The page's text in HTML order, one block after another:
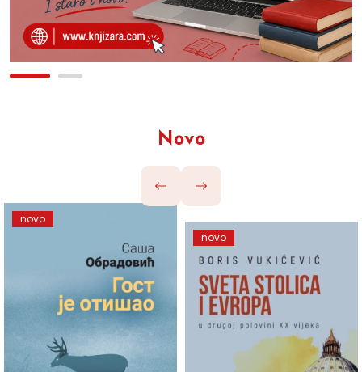
Novo
novo
novo